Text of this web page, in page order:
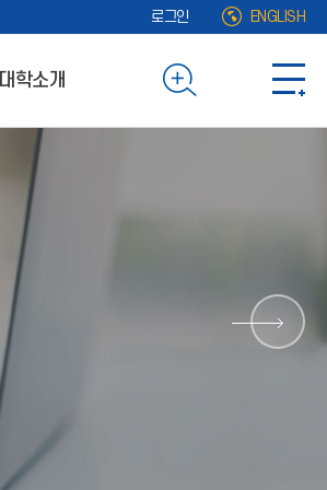
로그인 ENGLISH
대학소개